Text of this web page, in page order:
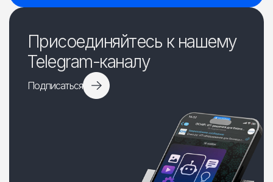
Присоединяйтесь к нашему
Telegram-каналу
Подписаться